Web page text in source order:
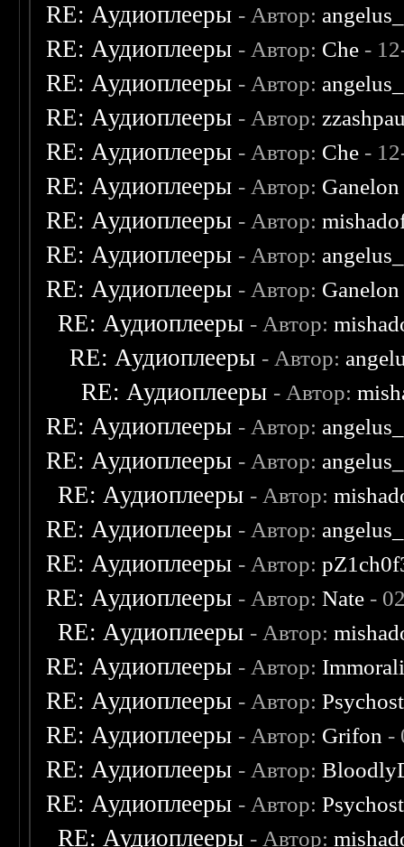
RE: Аудиоплееры - Автор:
RE: Аудиоплееры - Автор: Che -
RE: Аудиоплееры - Автор:
RE: Аудиоплееры - Автор:
RE: Аудиоплееры - Автор: Che -
RE: Аудиоплееры - Автор: Ganelon
RE: Аудиоплееры - Автор:
RE: Аудиоплееры - Автор:
RE: Аудиоплееры - Автор: Ganelon
RE: Аудиоплееры - Автор:
RE: Аудиоплееры - Автор:
RE: Аудиоплееры - Автор:
RE: Аудиоплееры - Автор:
RE: Аудиоплееры - Автор:
RE: Аудиоплееры - Автор:
RE: Аудиоплееры - Автор:
RE: Аудиоплееры - Автор:
RE: Аудиоплееры - Автор:Nate -
RE: Аудиоплееры - Автор:
RE: Аудиоплееры - Автор:
RE: Аудиоплееры - Автор:
RE: Аудиоплееры - Автор: Grifon -
RE: Аудиоплееры - Автор:
RE: Аудиоплееры - Автор:
RE: Аудиоплееры - Автор: